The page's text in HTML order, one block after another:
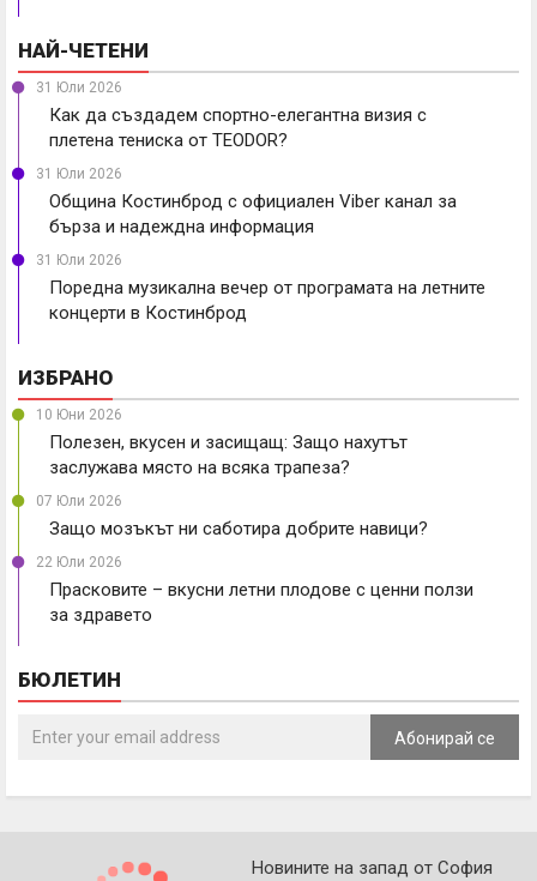
НАЙ-ЧЕТЕНИ
31 Юли 2026
Как да създадем спортно-елегантна визия с
плетена тениска от TEODOR?
31 Юли 2026
Община Костинброд с официален Viber канал за
бърза и надеждна информация
31 Юли 2026
Поредна музикална вечер от програмата на летните
концерти в Костинброд
ИЗБРАНО
10 Юни 2026
Полезен, вкусен и засищащ: Защо нахутът
заслужава място на всяка трапеза?
07 Юли 2026
Защо мозъкът ни саботира добрите навици?
22 Юли 2026
Прасковите – вкусни летни плодове с ценни ползи
за здравето
БЮЛЕТИН
Абонирай се
Новините на запад от София